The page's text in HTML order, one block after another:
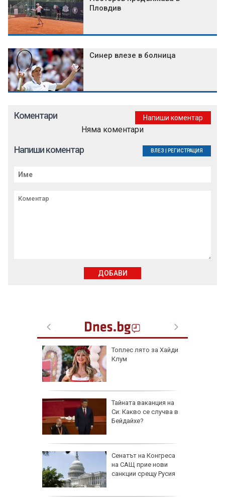
Пловдив
Синер влезе в болница
Топлес лято за Хайди
Клум
Тайната ваканция на
Си: Какво се случва в
Бейдайхе?
Сенатът на Конгреса
на САЩ прие нови
санкции срещу Русия
Коментари Напиши коментар
Няма коментари
Напиши коментар ВЛЕЗ РЕГИСТРАЦИЯ
ДОБАВИ